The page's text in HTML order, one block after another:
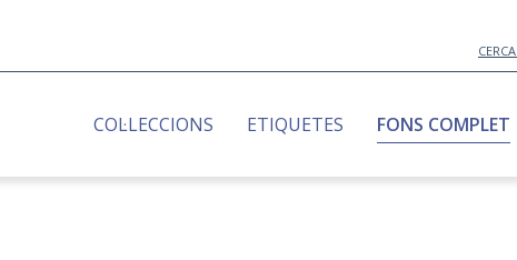
COL·LECCIONS ETIQUETES FONS COMPLET